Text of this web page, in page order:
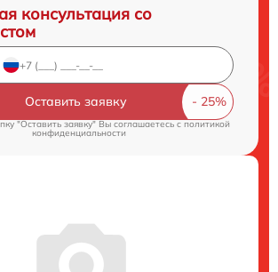
консультация со
Оставить заявку
"Оставить заявку" Вы соглашаетесь cполитикой
конфиденциальности